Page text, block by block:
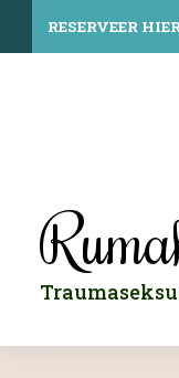
content
RESERVEER